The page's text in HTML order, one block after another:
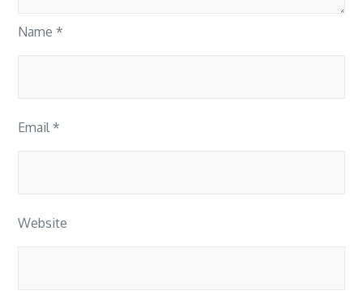
Name *
Email *
Website